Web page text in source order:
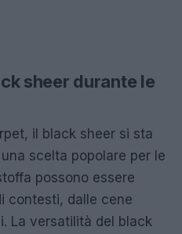
sheer durante le
il black sheer si sta
scelta popolare per le
possono essere
contesti, dalle cene
La versatilità del black